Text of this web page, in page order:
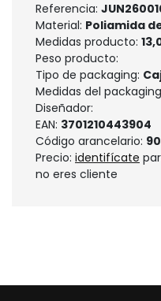
Referencia:
Material: Poliamida
Medidas producto:
Peso producto:
Tipo de packaging:
Medidas del
Diseñador:
EAN: 3701210443904
Código arancelario:
Precio: identifícate
no eres cliente